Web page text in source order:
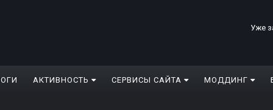
Уже
АКТИВНОСТЬ СЕРВИСЫ САЙТА МОДДИНГ